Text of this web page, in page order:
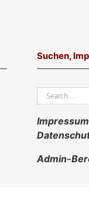
Suchen,
Suche
nach:
Admin-